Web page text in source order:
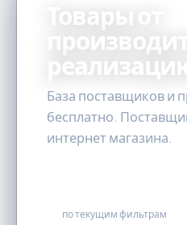
Товары от
реализацию
База поставщиков и
бесплатно.
интернет магазина.
по текущим фильтрам